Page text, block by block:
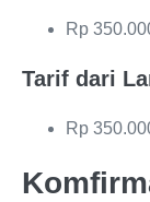
Rp
Tarif dari
Rp